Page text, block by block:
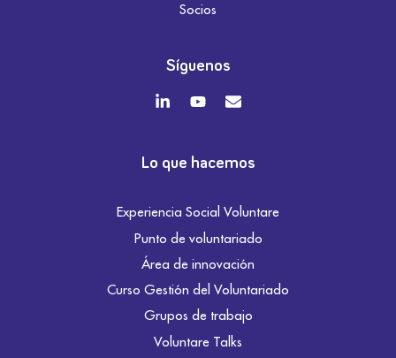
Socios
Síguenos
Lo que hacemos
Experiencia Social Voluntare
Punto de voluntariado
Área de innovación
Curso Gestión del Voluntariado
Grupos de trabajo
Voluntare Talks